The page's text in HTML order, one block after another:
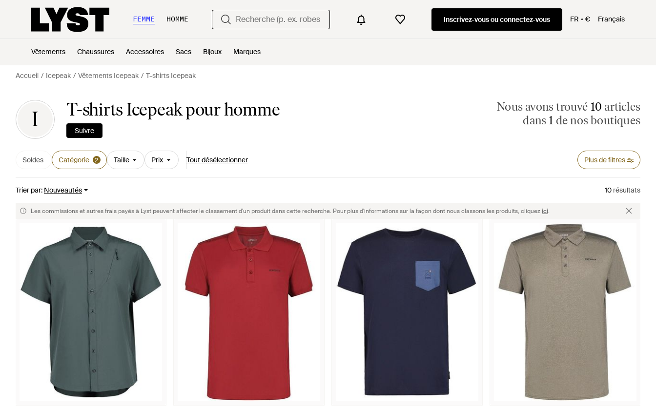
FEMME HOMME Inscrivez-vous ou connectez-vous FR € Français
Vêtements Chaussures Accessoires Sacs Bijoux Marques
Accueil Icepeak Vêtements Icepeak T-shirts Icepeak
I T-shirts Icepeak pour homme
Suivre
Nous avons trouvé 10 articles
dans 1 de nos boutiques
Soldes Catégorie 2 Taille Prix Tout désélectionner Plus de filtres
Trier par: Nouveautés 10 résultats
Les commissions et autres frais payés à Lyst peuvent affecter le classement d'un produit dans cette recherche. Pour plus d'informations sur la façon dont nous classons les produits, cliquezici.